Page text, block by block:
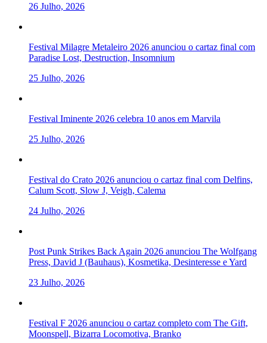
26 Julho, 2026
Festival Milagre Metaleiro 2026 anunciou o cartaz final com
Paradise Lost, Destruction, Insomnium
25 Julho, 2026
Festival Iminente 2026 celebra 10 anos em Marvila
25 Julho, 2026
Festival do Crato 2026 anunciou o cartaz final com Delfins,
Calum Scott, Slow J, Veigh, Calema
24 Julho, 2026
Post Punk Strikes Back Again 2026 anunciou The Wolfgang
Press, David J (Bauhaus), Kosmetika, Desinteresse e Yard
23 Julho, 2026
Festival F 2026 anunciou o cartaz completo com The Gift,
Moonspell, Bizarra Locomotiva, Branko